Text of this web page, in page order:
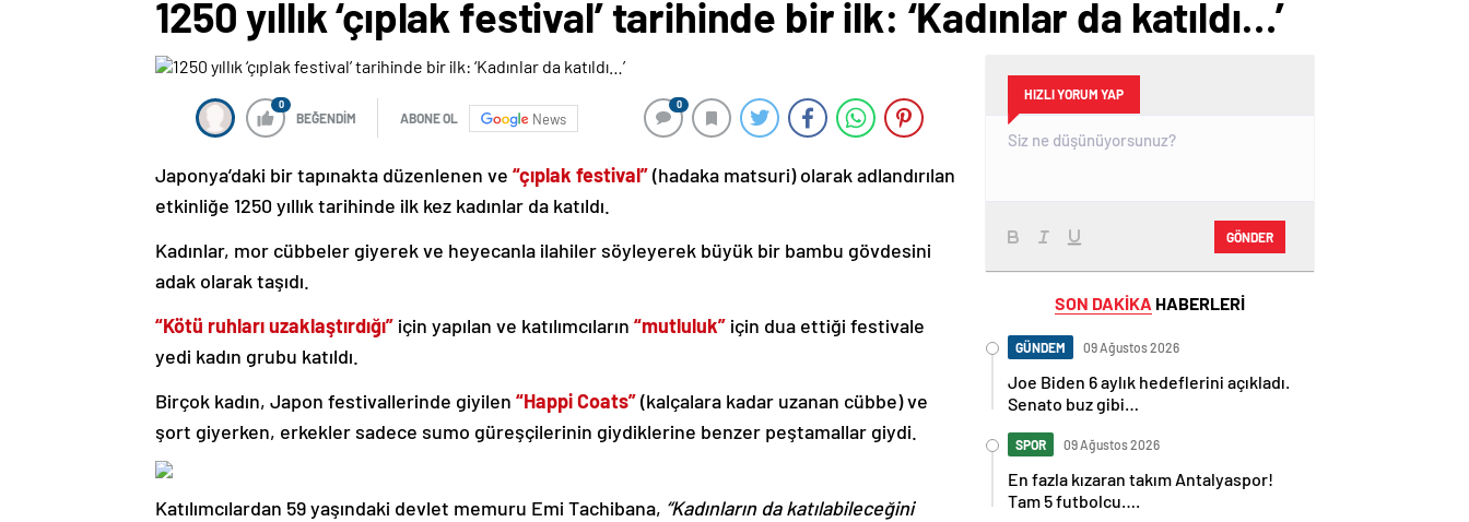
1250 yıllık ‘çıplak festival’ tarihinde bir ilk: ‘Kadınlar da katıldı…’
0
BEĞENDİM ABONE OL News
0
Japonya’daki bir tapınakta düzenlenen ve “çıplak festival”(hadaka matsuri) olarak adlandırılan
etkinliğe 1250 yıllık tarihinde ilk kez kadınlar da katıldı.
Kadınlar, mor cübbeler giyerek ve heyecanla ilahiler söyleyerek büyük bir bambu gövdesini
adak olarak taşıdı.
“Kötü ruhları uzaklaştırdığı” için yapılan ve katılımcıların “mutluluk” için dua ettiği festivale
yedi kadın grubu katıldı.
Birçok kadın, Japon festivallerinde giyilen “Happi Coats”(kalçalara kadar uzanan cübbe) ve
şort giyerken, erkekler sadece sumo güreşçilerinin giydiklerine benzer peştamallar giydi.
Katılımcılardan 59 yaşındaki devlet memuru Emi Tachibana, “Kadınların da katılabileceğini
HIZLI YORUM YAP
GÖNDER
SON DAKİKA HABERLERİ
GÜNDEM 09 Ağustos 2026
Joe Biden 6 aylık hedeflerini açıkladı.
Senato buz gibi…
SPOR 09 Ağustos 2026
En fazla kızaran takım Antalyaspor!
Tam 5 futbolcu….